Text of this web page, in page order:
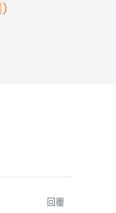
回覆